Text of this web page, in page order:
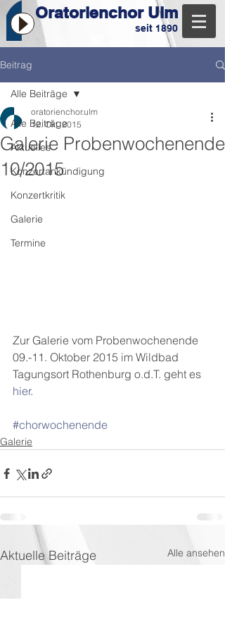
Oratorienchor Ulm
seit 1890
Beitrag
Alle Beiträge
Aktuelles
Konzertankündigung
Konzertkritik
Galerie
Termine
Alle Beiträge
Galerie Probenwochenende
10/2015
oratorienchor.ulm
12. Okt. 2015
Zur Galerie vom Probenwochenende
09.-11. Oktober 2015 im Wildbad
Tagungsort Rothenburg o.d.T. geht es
hier.
#chorwochenende
Galerie
Aktuelle Beiträge Alle ansehen